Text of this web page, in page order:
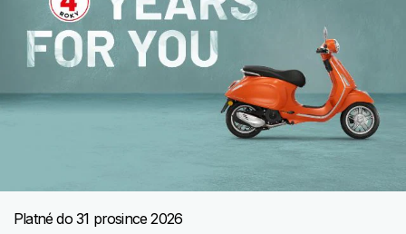
Platné do31 prosince 2026